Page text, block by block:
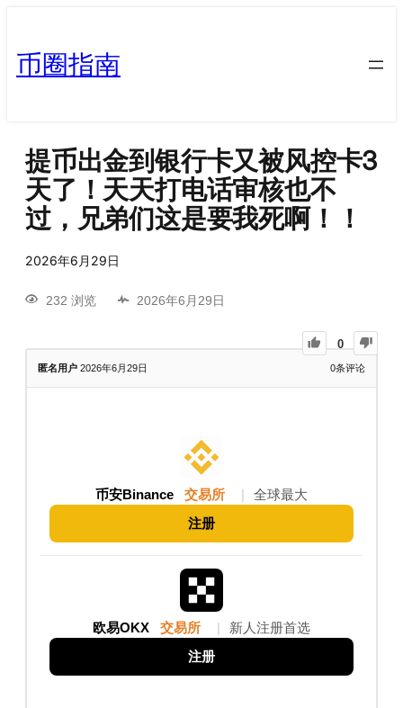
币圈指南
提币出金到银行卡又被风控卡3
天了！天天打电话审核也不
过，兄弟们这是要我死啊！！
2026年6月29日
232 浏览 2026年6月29日
0
匿名用户 2026年6月29日 0条评论
币安Binance 交易所 全球最大
注册
欧易OKX 交易所 新人注册首选
注册